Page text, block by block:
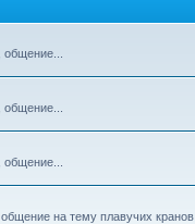
на тему плавучих кранов